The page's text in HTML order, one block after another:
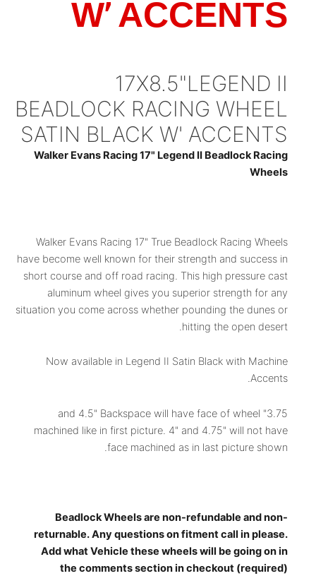
W' ACCENTS
17X8.5"LEGEND II
BEADLOCK RACING WHEEL
SATIN BLACK W' ACCENTS
Walker Evans Racing 17" Legend II Beadlock Racing
Wheels
Walker Evans Racing 17" True Beadlock Racing Wheels
have become well known for their strength and success in
short course and off road racing. This high pressure cast
aluminum wheel gives you superior strength for any
situation you come across whether pounding the dunes or
hitting the open desert.
Now available in Legend II Satin Black with Machine
Accents.
3.75" and 4.5" Backspace will have face of wheel
machined like in first picture. 4" and 4.75" will not have
face machined as in last picture shown.
Beadlock Wheels are non-refundable and non-
returnable. Any questions on fitment call in please.
Add what Vehicle these wheels will be going on in
the comments section in checkout (required)